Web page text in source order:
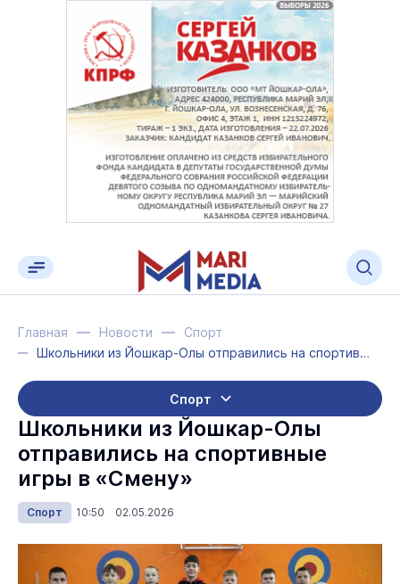
Главная Новости
Спорт
Школьники из Йошкар-Олы отправились на спортивные игры в «Смену»
Спорт
Школьники из Йошкар-Олы
отправились на спортивные
игры в «Смену»
Спорт 10:50 02.05.2026